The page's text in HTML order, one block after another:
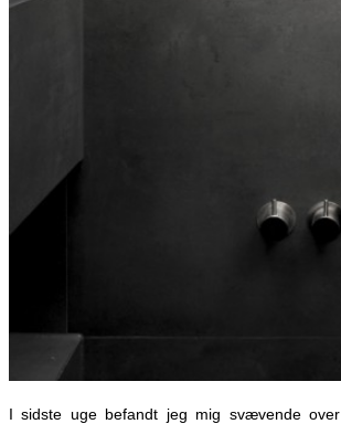
I sidste uge befandt jeg mig svævende over